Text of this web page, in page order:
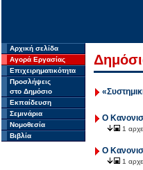
Αρχική σελίδα
Αγορά Εργασίας
Επιχειρηματικότητα
Προσλήψεις
στο Δημόσιο
Εκπαίδευση
Σεμινάρια
Νομοθεσία
Βιβλία
Ο
1
Ο
1